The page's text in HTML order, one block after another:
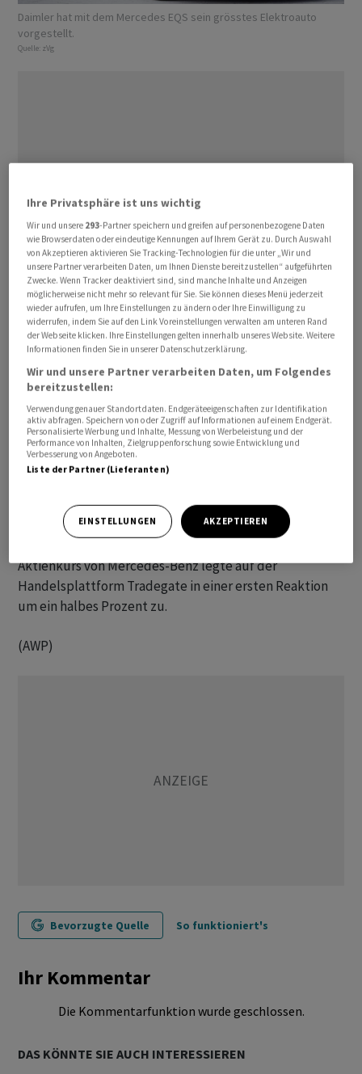
Daimler hat mit dem Mercedes EQS sein grösstes Elektroauto
vorgestellt.
Quelle: zVg
Der Autobauer Mercedes-Benz hat im abgelaufenen
Jahr im Industriegeschäft einen unerwartet hohen
freien Barmittelzufluss (Free Cash Flow) erzielt. Dieser
habe vorläufigen Berechnungen zufolge 2023 bei 11,3
Milliarden Euro gelegen, teilte das Unternehmen am
Donnerstagabend mit. Die Entwicklung sei unter
anderem auf ein geringeres Betriebskapital
habe bei 9,9 Milliarden Euro gelegen.
Aktienkurs von Mercedes-Benz legte auf der
Handelsplattform Tradegate in einer ersten Reaktion
um ein halbes Prozent zu.
(AWP)
Bevorzugte Quelle So funktioniert's
Ihr Kommentar
Die Kommentarfunktion wurde geschlossen.
DAS KÖNNTE SIE AUCH INTERESSIEREN
Ihre Privatsphäre ist uns wichtig
Wir und unsere 293-Partner speichern und greifen auf personenbezogene Daten
wie Browserdaten oder eindeutige Kennungen auf Ihrem Gerät zu. Durch Auswahl
von Akzeptieren aktivieren Sie Tracking-Technologien für die unter „Wir und
unsere Partner verarbeiten Daten, um Ihnen Dienste bereitzustellen“ aufgeführten
Zwecke. Wenn Tracker deaktiviert sind, sind manche Inhalte und Anzeigen
möglicherweise nicht mehr so relevant für Sie. Sie können dieses Menü jederzeit
wieder aufrufen, um Ihre Einstellungen zu ändern oder Ihre Einwilligung zu
widerrufen, indem Sie auf den Link Voreinstellungen verwalten am unteren Rand
der Webseite klicken. Ihre Einstellungen gelten innerhalb unseres Website. Weitere
Informationen finden Sie in unserer Datenschutzerklärung.
Wir und unsere Partner verarbeiten Daten, um Folgendes
bereitzustellen:
Verwendung genauer Standortdaten. Endgeräteeigenschaften zur Identifikation
aktiv abfragen. Speichern von oder Zugriff auf Informationen auf einem Endgerät.
Personalisierte Werbung und Inhalte, Messung von Werbeleistung und der
Performance von Inhalten, Zielgruppenforschung sowie Entwicklung und
Verbesserung von Angeboten.
Liste der Partner (Lieferanten)
EINSTELLUNGEN AKZEPTIEREN